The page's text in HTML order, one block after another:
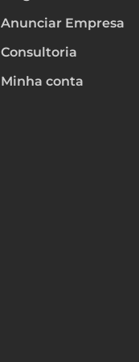
Anunciar Empresa
Consultoria
Minha conta